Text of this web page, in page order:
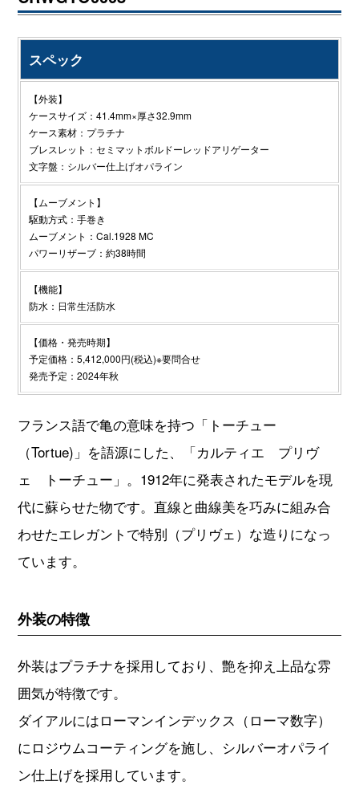
スペック
【外装】
ケースサイズ：41.4mm×厚さ32.9mm
ケース素材：プラチナ
ブレスレット：セミマットボルドーレッドアリゲーター
文字盤：シルバー仕上げオパライン
【ムーブメント】
駆動方式：手巻き
ムーブメント：Cal.1928 MC
パワーリザーブ：約38時間
【機能】
防水：日常生活防水
【価格・発売時期】
予定価格：5,412,000円(税込)※要問合せ
発売予定：2024年秋
フランス語で亀の意味を持つ「トーチュー
（Tortue)」を語源にした、「カルティエ プリヴ
ェ トーチュー」。1912年に発表されたモデルを現
代に蘇らせた物です。直線と曲線美を巧みに組み合
わせたエレガントで特別（プリヴェ）な造りになっ
ています。
外装の特徴
外装はプラチナを採用しており、艶を抑え上品な雰
囲気が特徴です。
ダイアルにはローマンインデックス（ローマ数字）
にロジウムコーティングを施し、シルバーオパライ
ン仕上げを採用しています。